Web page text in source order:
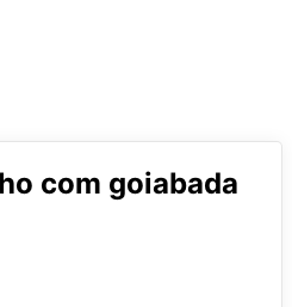
com goiabada